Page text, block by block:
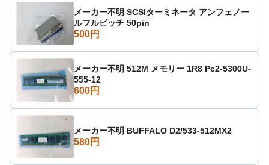
メーカー不明 SCSIターミネータ アンフェノー
ルフルピッチ 50pin
500円
メーカー不明 512M メモリー 1R8 Pc2-5300U-
555-12
600円
メーカー不明 BUFFALO D2/533-512MX2
580円